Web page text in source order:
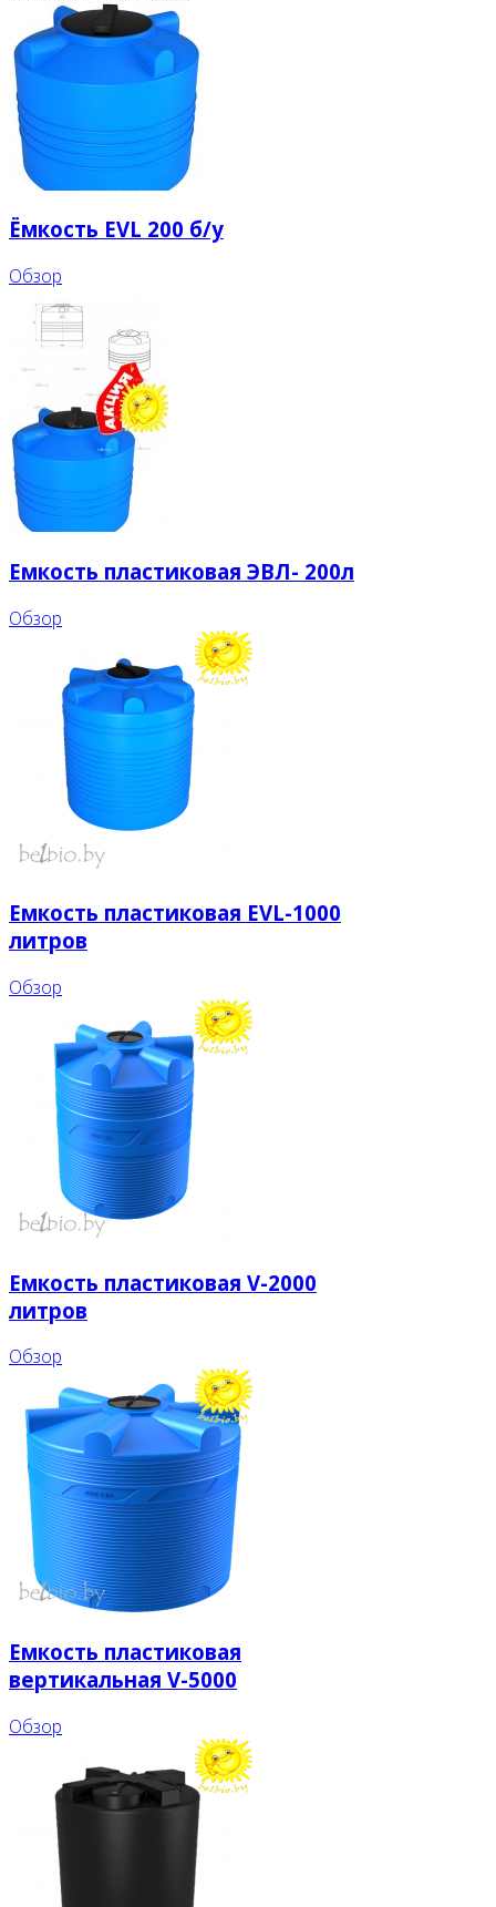
Ёмкость ЕVL 200 б/у
Обзор
Емкость пластиковая ЭВЛ- 200л
Обзор
Емкость пластиковая EVL-1000
литров
Обзор
Емкость пластиковая V-2000
литров
Обзор
Емкость пластиковая
вертикальная V-5000
Обзор